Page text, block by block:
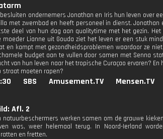
ondernemers Jonathan en Iris hun leven over
met zwembad en heeft personeel in dienst.
deel van hun dag aan qualitytime met het gezin.
moeder Lianne uit Gouda ziet het leven er een stuk
en kampt met gezondheidsproblemen waardoor ze
budget aan te vullen door samen met Senna
van hun leven naar het tropische Curaçao ervaren?
moeten rapen?
SBS Amusement.TV Mensen.TV
Afl. 2
natuurbeschermers werken samen om de grauwe
was, weer helemaal terug. In Noord-Ierland
en fretten.